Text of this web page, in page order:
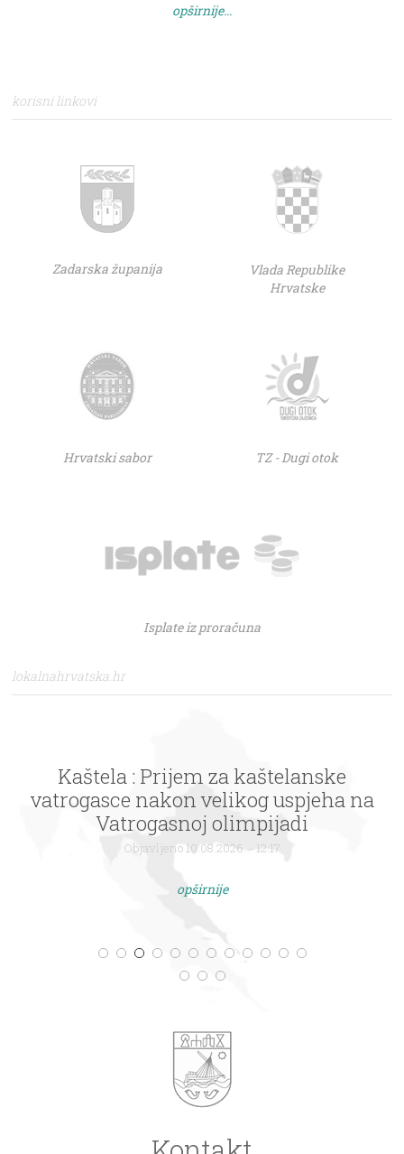
podatke o ustroju i […]opširnije...
korisni linkovi
Zadarska županija
Vlada Republike
Hrvatske
Hrvatski sabor TZ - Dugi otok
Isplate iz proračuna
lokalnahrvatska.hr
Kaštela : Prijem za kaštelanske
vatrogasce nakon velikog uspjeha na
Vatrogasnoj olimpijadi
Objavljeno 10.08.2026. - 12:17
opširnije